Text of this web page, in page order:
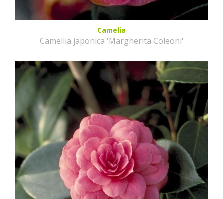
Camelia
Camellia japonica 'Margherita Coleoni'